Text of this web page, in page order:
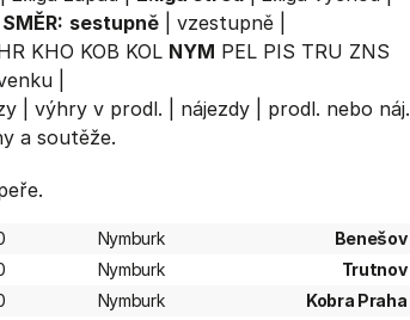
SMĚR: sestupně| vzestupně|
KHO KOB KOL NYM PEL PIS TRU ZNS
|
| výhry v prodl. nájezdy| prodl. nebo náj.
a soutěže.
Nymburk Benešov
Nymburk Trutnov
Nymburk Kobra Praha